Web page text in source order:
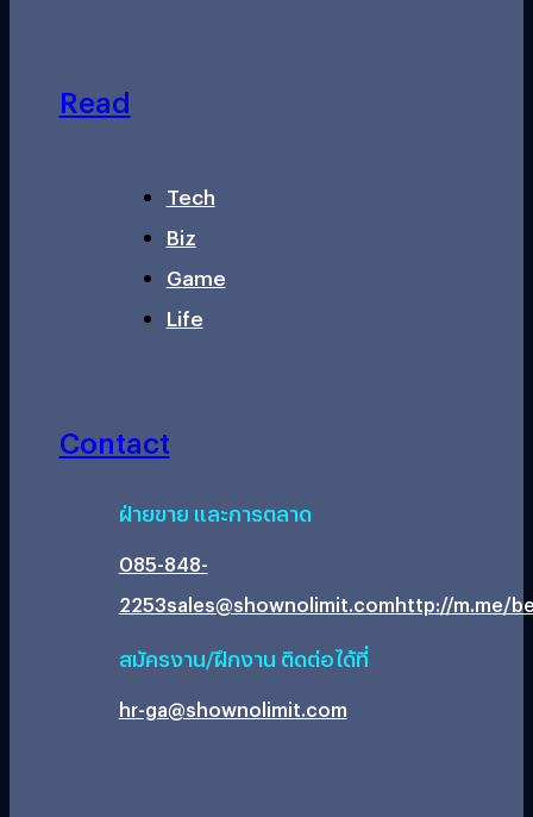
Read
Tech
Biz
Game
Life
Contact
ฝ่ายขาย และการตลาด
085-848-
2253sales@shownolimit.comhttp://m.me/
สมัครงาน/ฝึกงาน ติดต่อได้ที่
hr-ga@shownolimit.com